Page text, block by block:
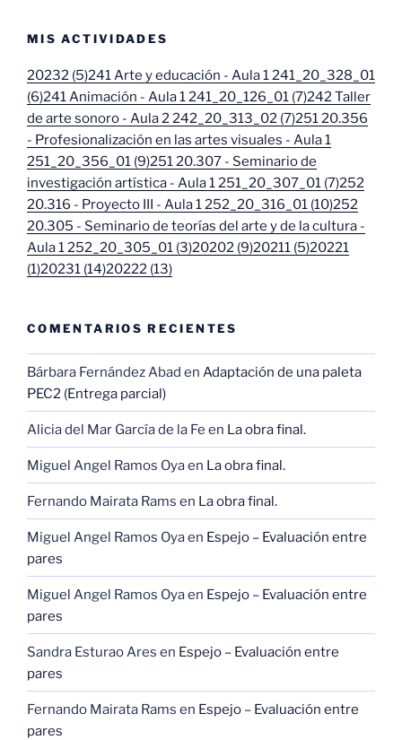
MIS ACTIVIDADES
20232 (5)241 Arte y educación - Aula 1 241_20_328_01
(6)241 Animación - Aula 1 241_20_126_01 (7)242 Taller
de arte sonoro - Aula 2 242_20_313_02 (7)251 20.356
- Profesionalización en las artes visuales - Aula 1
251_20_356_01 (9)251 20.307 - Seminario de
investigación artística - Aula 1 251_20_307_01 (7)252
20.316 - Proyecto III - Aula 1 252_20_316_01 (10)252
20.305 - Seminario de teorías del arte y de la cultura -
Aula 1 252_20_305_01 (3)20202 (9)20211 (5)20221
(1)20231 (14)20222 (13)
COMENTARIOS RECIENTES
Bárbara Fernández Abad en Adaptación de una paleta
PEC2 (Entrega parcial)
Alicia del Mar García de la Fe en La obra final.
Miguel Angel Ramos Oyaen La obra final.
Fernando Mairata Rams en La obra final.
Miguel Angel Ramos Oyaen Espejo – Evaluación entre
pares
Miguel Angel Ramos Oyaen Espejo – Evaluación entre
pares
Sandra Esturao Ares en Espejo – Evaluación entre
pares
Fernando Mairata Rams en Espejo – Evaluación entre
pares